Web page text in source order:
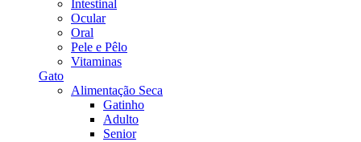
Intestinal
Ocular
Oral
Pele e Pêlo
Vitaminas
Gato
Alimentação Seca
Gatinho
Adulto
Senior